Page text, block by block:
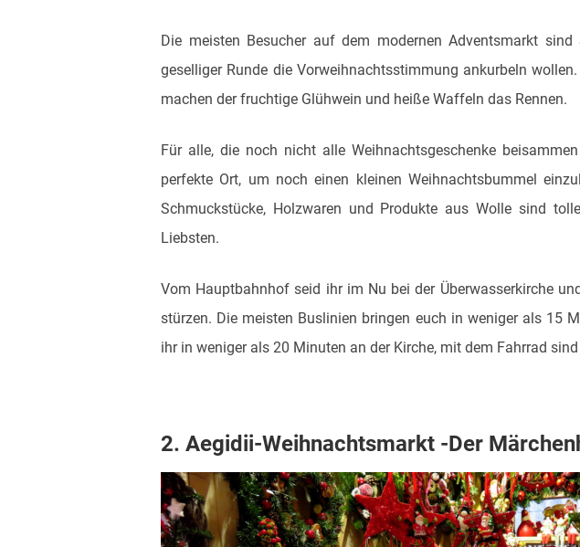
Die meisten Besucher auf dem modernen Adventsmarkt
geselliger Runde die Vorweihnachtsstimmung ankurbeln
machen der fruchtige Glühwein und heiße Waffeln das Rennen.
Für alle, die noch nicht alle Weihnachtsgeschenke
perfekte Ort, um noch einen kleinen Weihnachtsbummel
Schmuckstücke, Holzwaren und Produkte aus Wolle sind
Liebsten.
Vom Hauptbahnhof seid ihr im Nu bei der Überwasserkirche
stürzen. Die meisten Buslinien bringen euch in weniger als 15
ihr in weniger als 20 Minuten an der Kirche, mit dem Fahrrad
2. Aegidii-Weihnachtsmarkt -Der